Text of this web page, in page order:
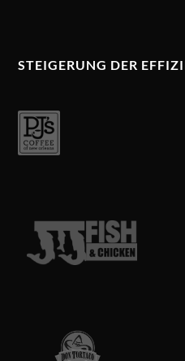
STEIGERUNG DER